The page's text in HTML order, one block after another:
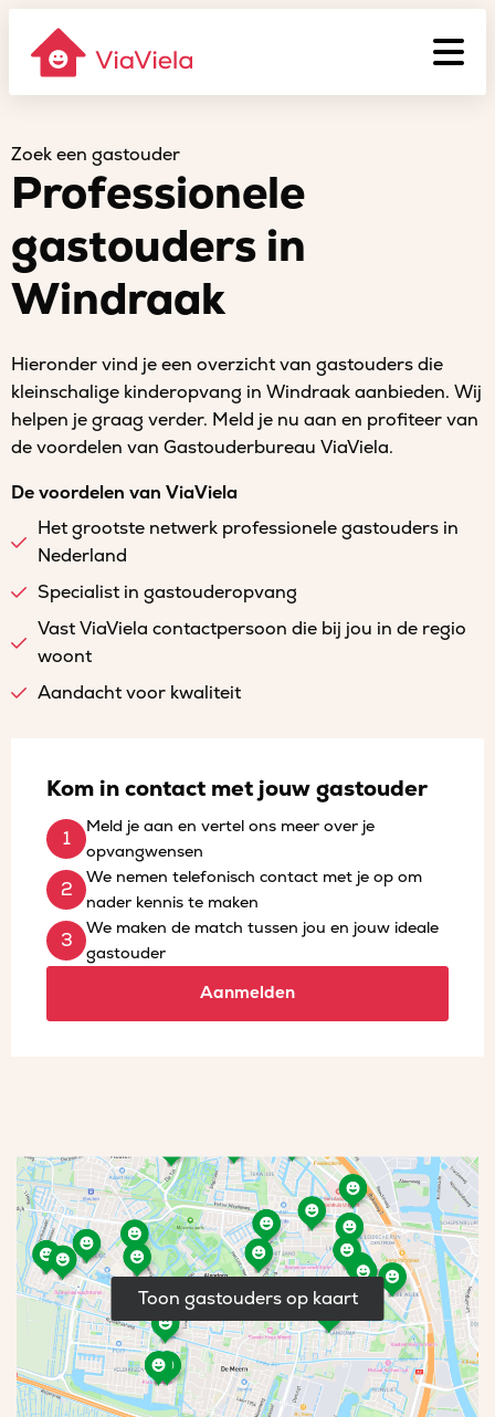
Zoek een gastouder
Professionele
gastouders in
Windraak
Hieronder vind je een overzicht van gastouders die
kleinschalige kinderopvang in Windraak aanbieden. Wij
helpen je graag verder. Meld je nu aan en profiteer van
de voordelen van Gastouderbureau ViaViela.
De voordelen van ViaViela
Het grootste netwerk professionele gastouders in
Nederland
Specialist in gastouderopvang
Vast ViaViela contactpersoon die bij jou in de regio
woont
Aandacht voor kwaliteit
Kom in contact met jouw gastouder
Meld je aan en vertel ons meer over je
opvangwensen
We nemen telefonisch contact met je op om
nader kennis te maken
We maken de match tussen jou en jouw ideale
gastouder
Aanmelden
Toon gastouders op kaart